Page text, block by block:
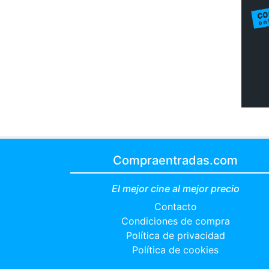
Compraentradas.com
El mejor cine al mejor precio
Contacto
Condiciones de compra
Política de privacidad
Política de cookies